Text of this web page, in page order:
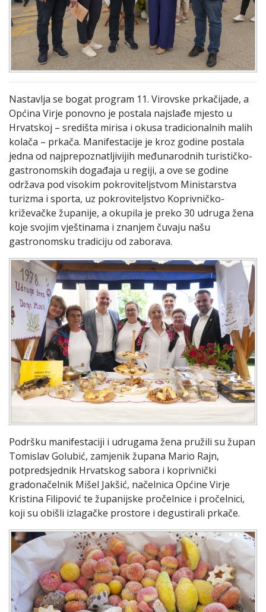
Nastavlja se bogat program 11. Virovske prkačijade, a
Općina Virje ponovno je postala najslađe mjesto u
Hrvatskoj – središta mirisa i okusa tradicionalnih malih
kolača – prkača. Manifestacije je kroz godine postala
jedna od najprepoznatljivijih međunarodnih turističko-
gastronomskih događaja u regiji, a ove se godine
održava pod visokim pokroviteljstvom Ministarstva
turizma i sporta, uz pokroviteljstvo Koprivničko-
križevačke županije, a okupila je preko 30 udruga žena
koje svojim vještinama i znanjem čuvaju našu
gastronomsku tradiciju od zaborava.
Podršku manifestaciji i udrugama žena pružili su župan
Tomislav Golubić, zamjenik župana Mario Rajn,
potpredsjednik Hrvatskog sabora i koprivnički
gradonačelnik Mišel Jakšić, načelnica Općine Virje
Kristina Filipović te županijske pročelnice i pročelnici,
koji su obišli izlagačke prostore i degustirali prkače.